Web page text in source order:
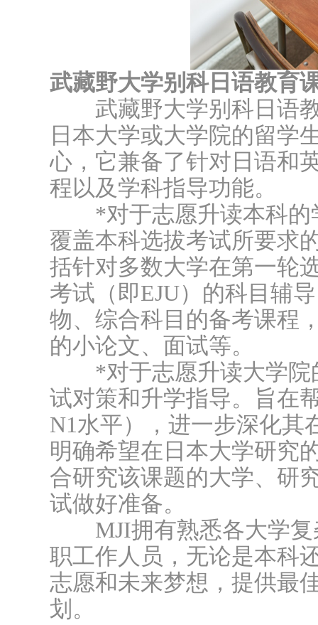
武藏野大学别科日语教育
武藏野大学别科日语教
日本大学或大学院的留学
心，它兼备了针对日语和
程以及学科指导功能。
*对于志愿升读本科的
覆盖本科选拔考试所要求
括针对多数大学在第一轮
考试（即EJU）的科目辅
物、综合科目的备考课程
的小论文、面试等。
*对于志愿升读大学院
试对策和升学指导。旨在
N1水平），进一步深化其
明确希望在日本大学研究
合研究该课题的大学、研
试做好准备。
MJI拥有熟悉各大学复
职工作人员，无论是本科
志愿和未来梦想，提供最
划。